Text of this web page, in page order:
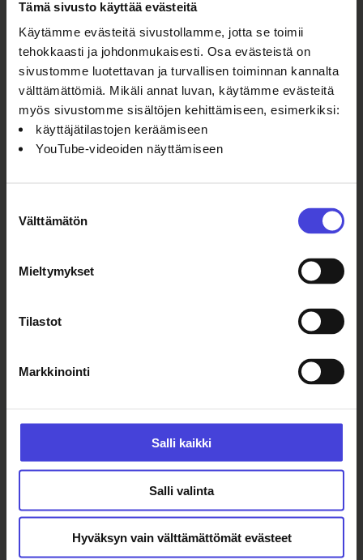
Tämä sivusto käyttää evästeitä
Käytämme evästeitä sivustollamme, jotta se toimii
tehokkaasti ja johdonmukaisesti. Osa evästeistä on
sivustomme luotettavan ja turvallisen toiminnan kannalta
välttämättömiä. Mikäli annat luvan, käytämme evästeitä
myös sivustomme sisältöjen kehittämiseen, esimerkiksi:
käyttäjätilastojen keräämiseen
YouTube-videoiden näyttämiseen
valinta
Välttämätön
Mieltymykset
Tilastot
Markkinointi
Salli kaikki
Salli valinta
Hyväksyn vain välttämättömät evästeet
Tehdään yhdessä lapsille ja nuorille
ikimuistoinen kokemus!
Linkit:
https://ssl.eventilla.com/nuoretaane
https://nuortenkuoroliitto.fi/